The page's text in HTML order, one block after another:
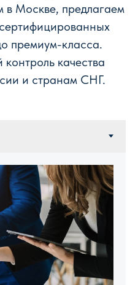
в Москве, предлагаем
премиум-класса.
качества
и странам СНГ.